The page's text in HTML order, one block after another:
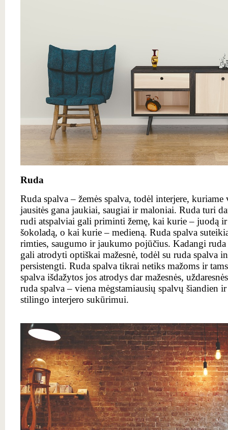
Ruda
Ruda spalva – žemės spalva, todėl interjere,
jausitės gana jaukiai, saugiai ir maloniai. Ruda turi
rudi atspalviai gali priminti žemę, kai kurie – juodą ir
šokoladą, o kai kurie – medieną. Ruda spalva
rimties, saugumo ir jaukumo pojūčius. Kadangi ruda
gali atrodyti optiškai mažesnė, todėl su ruda spalva
persistengti. Ruda spalva tikrai netiks mažoms ir
spalva išdažytos jos atrodys dar mažesnės,
ruda spalva – viena mėgstamiausių spalvų šiandien
stilingo interjero sukūrimui.